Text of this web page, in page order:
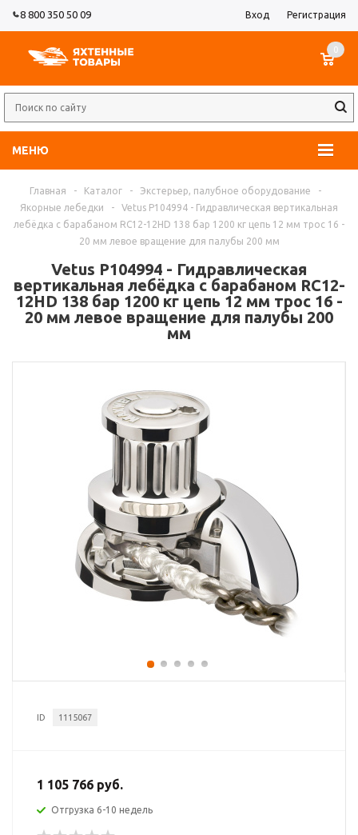
8 800 350 50 09 Вход Регистрация
МЕНЮ
0
Главная - Каталог - Экстерьер, палубное оборудование
-
Якорные лебедки
-
Vetus P104994 - Гидравлическая вертикальная
лебёдка с барабаном RC12-12HD 138 бар 1200 кг цепь 12 мм трос 16 -
20 мм левое вращение для палубы 200 мм
Vetus P104994 - Гидравлическая
вертикальная лебёдка с барабаном RC12-
12HD 138 бар 1200 кг цепь 12 мм трос 16 -
20 мм левое вращение для палубы 200
мм
ID 1115067
1 105 766 руб.
Отгрузка 6-10 недель